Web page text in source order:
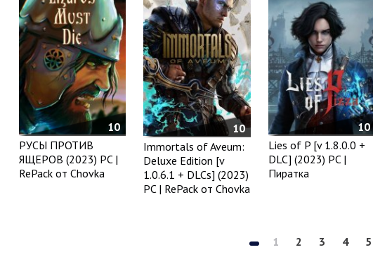
10
РУСЫ ПРОТИВ
ЯЩЕРОВ (2023) PC |
RePack от Chovka
10
Immortals of Aveum:
Deluxe Edition [v
1.0.6.1 + DLCs] (2023)
PC | RePack от Chovka
10
Lies of P [v 1.8.0.0 +
DLC] (2023) PC |
Пиратка
1 2 3 4 5